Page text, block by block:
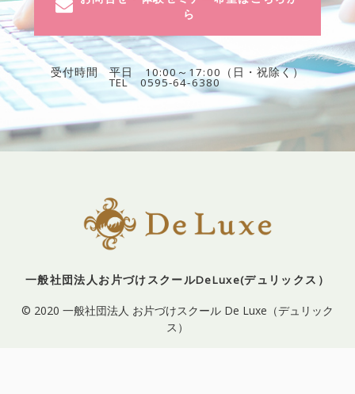
ら
受付時間 平日 10:00～17:00（日・祝除く）
TEL 0595-64-6380
一般社団法人お片づけスクールDeLuxe(デュリックス）
© 2020 一般社団法人 お片づけスクール De Luxe（デュリック
ス）